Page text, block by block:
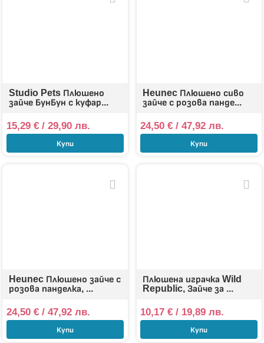
Studio Pets Плюшено
зайче БунБун с куфар...
15,29 €/ 29,90 лв.
Купи
Heunec Плюшено сиво
зайче с розова панде...
24,50 €/ 47,92 лв.
Купи
Heunec Плюшено зайче с
розова панделка, ...
24,50 €/ 47,92 лв.
Купи
Плюшена играчка Wild
Republic, Зайче за ...
10,17 €/ 19,89 лв.
Купи